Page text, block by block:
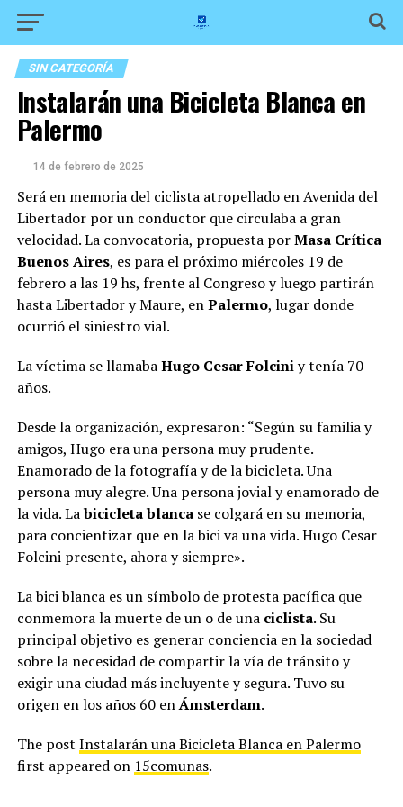
SIN CATEGORÍA
Instalarán una Bicicleta Blanca en
Palermo
14 de febrero de 2025
Será en memoria del ciclista atropellado en Avenida del
Libertador por un conductor que circulaba a gran
velocidad. La convocatoria, propuesta porMasa Crítica
Buenos Aires, es para el próximo miércoles 19 de
febrero a las 19 hs, frente al Congreso y luego partirán
hasta Libertador y Maure, enPalermo, lugar donde
ocurrió el siniestro vial.
La víctima se llamabaHugo Cesar Folciniy tenía 70
años.
Desde la organización, expresaron: “Según su familia y
amigos, Hugo era una persona muy prudente.
Enamorado de la fotografía y de la bicicleta. Una
persona muy alegre. Una persona jovial y enamorado de
la vida. Labicicleta blancase colgará en su memoria,
para concientizar que en la bici va una vida. Hugo Cesar
Folcini presente, ahora y siempre».
La bici blanca es un símbolo de protesta pacífica que
conmemora la muerte de un o de una ciclista. Su
principal objetivo es generar conciencia en la sociedad
sobre la necesidad de compartir la vía de tránsito y
exigir una ciudad más incluyente y segura. Tuvo su
origen en los años 60 enÁmsterdam.
The post Instalarán una Bicicleta Blanca en Palermo
first appeared on 15comunas.